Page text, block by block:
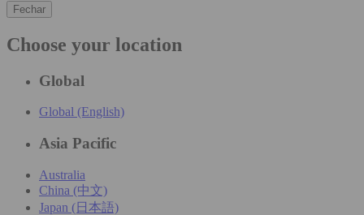
Fechar
Choose your location
Global
Global (English)
Asia Pacific
Australia
China (中文)
Japan (日本語)